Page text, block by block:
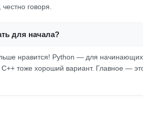
говоря.
для начала?
нравится! Python — для
тоже хороший вариант. Главное —